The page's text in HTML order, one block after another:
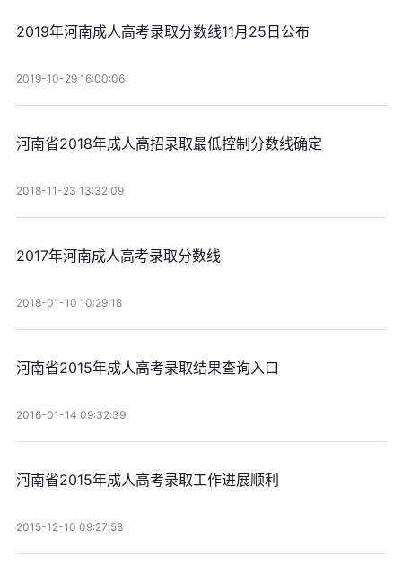
2019年河南成人高考录取分数线11月25日公布
2019-10-29 16:00:06
河南省2018年成人高招录取最低控制分数线确定
2018-11-23 13:32:09
2017年河南成人高考录取分数线
2018-01-10 10:29:18
河南省2015年成人高考录取结果查询入口
2016-01-14 09:32:39
河南省2015年成人高考录取工作进展顺利
2015-12-10 09:27:58